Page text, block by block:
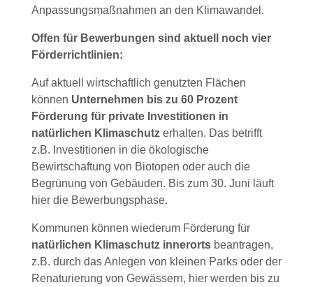
Anpassungsmaßnahmen an den Klimawandel.
Offen für Bewerbungen sind aktuell noch vier
Förderrichtlinien:
Auf aktuell wirtschaftlich genutzten Flächen
können Unternehmen bis zu 60 Prozent
Förderung für private Investitionen in
natürlichen Klimaschutzerhalten. Das betrifft
z.B. Investitionen in die ökologische
Bewirtschaftung von Biotopen oder auch die
Begrünung von Gebäuden. Bis zum 30. Juni läuft
hier die Bewerbungsphase.
Kommunen können wiederum Förderung für
natürlichen Klimaschutz innerortsbeantragen,
z.B. durch das Anlegen von kleinen Parks oder der
Renaturierung von Gewässern, hier werden bis zu